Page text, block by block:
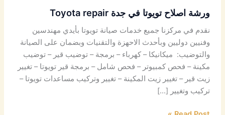
ورشة اصلاح تويوتا في جدة Toyota repair
نقدم في مركزنا جميع خدمات صيانة تويوتا بأيدي مهندسين
وفنيين دوليين وبأحدث الاحهزة والتقنيات وبضمان على الصيانة
والتوضيب: ميكانيكا – كهرباء – برمجة – توضيب قير – توضيب
مكينة – فحص كمبيوتر – فحص شامل – برمجة قير تويوتا – تغيير
زيت قير – تغيير زيت المكينة – تغيير وتركيب مساعدات تويوتا –
تركيب وتغيير […]